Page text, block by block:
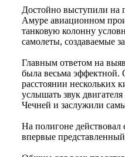
Достойно выступили
Амуре авиационном
танковую колонну
самолеты, создаваемые
Главным ответом на
была весьма эффектной.
расстоянии нескольких
услышать звук
Чечней и заслужили
На полигоне
впервые